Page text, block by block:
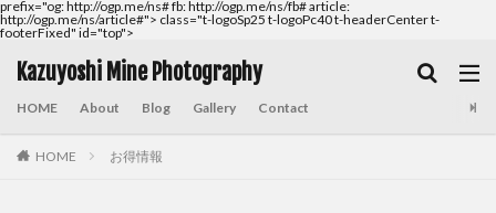
prefix="og: http://ogp.me/ns# fb: http://ogp.me/ns/fb# article:
http://ogp.me/ns/article#"> class="t-logoSp25 t-logoPc40 t-headerCenter t-
footerFixed" id="top">
Kazuyoshi Mine Photography
HOME About Blog Gallery Contact
HOME お得情報